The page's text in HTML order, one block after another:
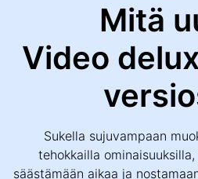
Mitä
Video
Sukella sujuvampaan
tehokkailla
säästämään aikaa ja